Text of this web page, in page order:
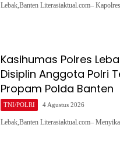
Lebak,Banten Literasiaktual.com–
Kasihumas Polres
Disiplin Anggota Polri
Propam Polda Banten
TNI/POLRI 4 Agustus 2026
Lebak,Banten Literasiaktual.com–